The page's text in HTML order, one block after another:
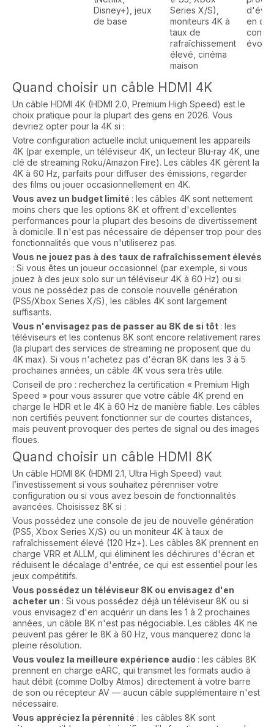
Disney+), jeux
de base
Series X/S),
moniteurs 4K à
taux de
rafraîchissement
élevé, cinéma
maison
en
Quand choisir un câble HDMI 4K
Un câble HDMI 4K (HDMI 2.0, Premium High Speed) est le
choix pratique pour la plupart des gens en 2026. Vous
devriez opter pour la 4K si :
Votre configuration actuelle inclut uniquement les appareils
4K (par exemple, un téléviseur 4K, un lecteur Blu-ray 4K, une
clé de streaming Roku/Amazon Fire). Les câbles 4K gèrent la
4K à 60 Hz, parfaits pour diffuser des émissions, regarder
des films ou jouer occasionnellement en 4K.
Vous avez un budget limité : les câbles 4K sont nettement
moins chers que les options 8K et offrent d'excellentes
performances pour la plupart des besoins de divertissement
à domicile. Il n'est pas nécessaire de dépenser trop pour des
fonctionnalités que vous n'utiliserez pas.
Vous ne jouez pas à des taux de rafraîchissement élevés
: Si vous êtes un joueur occasionnel (par exemple, si vous
jouez à des jeux solo sur un téléviseur 4K à 60 Hz) ou si
vous ne possédez pas de console nouvelle génération
(PS5/Xbox Series X/S), les câbles 4K sont largement
suffisants.
Vous n'envisagez pas de passer au 8K de si tôt : les
téléviseurs et les contenus 8K sont encore relativement rares
(la plupart des services de streaming ne proposent que du
4K max). Si vous n'achetez pas d'écran 8K dans les 3 à 5
prochaines années, un câble 4K vous sera très utile.
Conseil de pro : recherchez la certification « Premium High
Speed » pour vous assurer que votre câble 4K prend en
charge le HDR et le 4K à 60 Hz de manière fiable. Les câbles
non certifiés peuvent fonctionner sur de courtes distances,
mais peuvent provoquer des pertes de signal ou des images
floues.
Quand choisir un câble HDMI 8K
Un câble HDMI 8K (HDMI 2.1, Ultra High Speed) vaut
l’investissement si vous souhaitez pérenniser votre
configuration ou si vous avez besoin de fonctionnalités
avancées. Choisissez 8K si :
Vous possédez une console de jeu de nouvelle génération
(PS5, Xbox Series X/S) ou un moniteur 4K à taux de
rafraîchissement élevé (120 Hz+). Les câbles 8K prennent en
charge VRR et ALLM, qui éliminent les déchirures d'écran et
réduisent le décalage d'entrée, ce qui est essentiel pour les
jeux compétitifs.
Vous possédez un téléviseur 8K ou envisagez d'en
acheter un : Si vous possédez déjà un téléviseur 8K ou si
vous envisagez d'en acquérir un dans les 1 à 2 prochaines
années, un câble 8K n'est pas négociable. Les câbles 4K ne
peuvent pas gérer le 8K à 60 Hz, vous manquerez donc la
pleine résolution.
Vous voulez la meilleure expérience audio : les câbles 8K
prennent en charge eARC, qui transmet les formats audio à
haut débit (comme Dolby Atmos) directement à votre barre
de son ou récepteur AV — aucun câble supplémentaire n'est
nécessaire.
Vous appréciez la pérennité : les câbles 8K sont